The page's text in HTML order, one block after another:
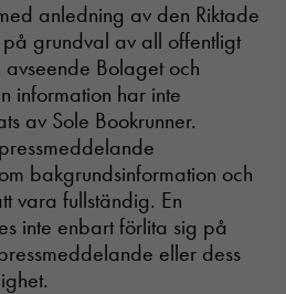
anledning av den Riktade
på grundval av all offentligt
Bolaget och
information har inte
av Sole Bookrunner.
bakgrundsinformation och
vara fullständig. En
inte enbart förlita sig på
eller dess